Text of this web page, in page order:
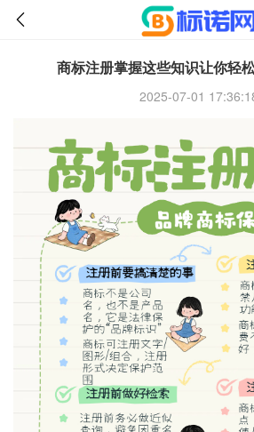
商标注册掌握这些知识让你轻
2025-07-01